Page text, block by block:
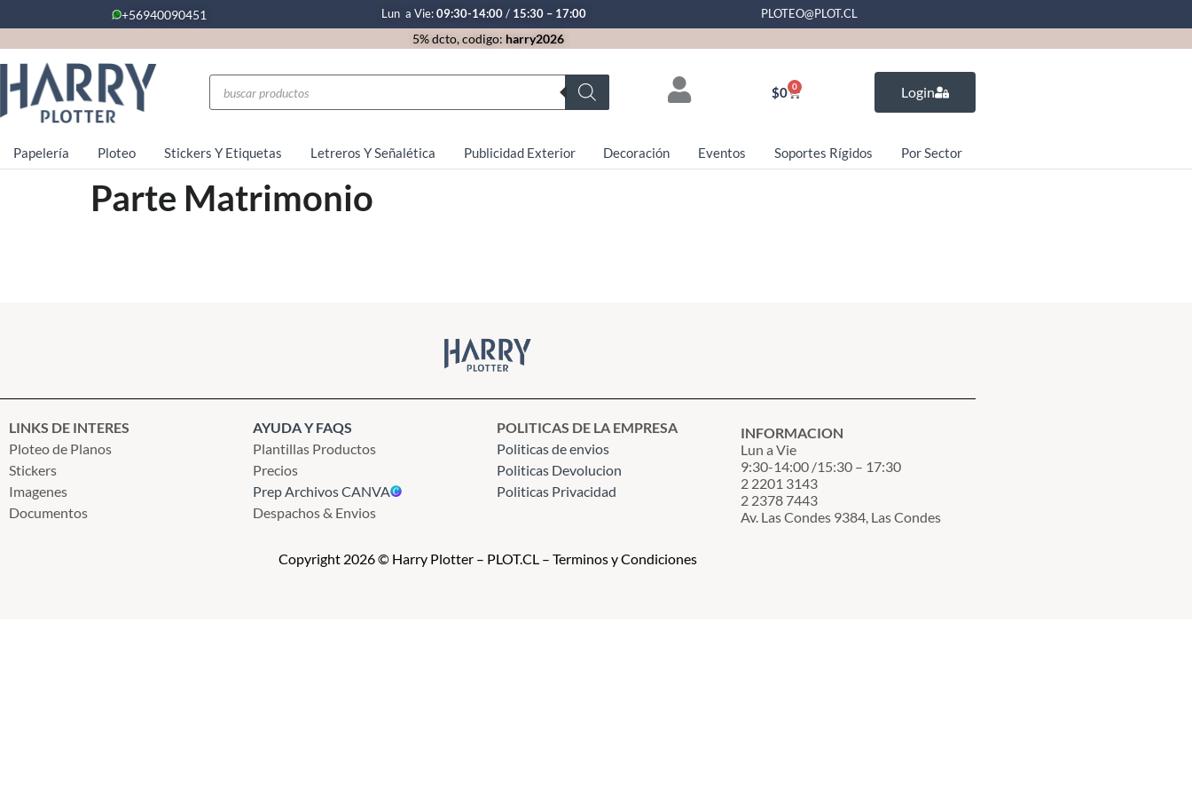
+56940090451 Lun a Vie:09:30-14:00/ 15:30 – 17:00 PLOTEO@PLOT.CL
5% dcto, codigo: harry2026
$0 0 Login
Papelería Ploteo Stickers Y Etiquetas Letreros Y Señalética Publicidad Exterior Decoración Eventos Soportes Rígidos Por Sector
Parte Matrimonio
LINKS DE INTERES
Ploteo de Planos
Stickers
Imagenes
Documentos
AYUDA Y FAQS
Plantillas Productos
Precios
Prep Archivos CANVA
Despachos & Envios
POLITICAS DE LA EMPRESA
Politicas de envios
Politicas Devolucion
Politicas Privacidad
INFORMACION
Lun a Vie
9:30-14:00 /15:30 – 17:30
2 2201 3143
2 2378 7443
Av. Las Condes 9384, Las Condes
Copyright 2026 © Harry Plotter – PLOT.CL – Terminos y Condiciones